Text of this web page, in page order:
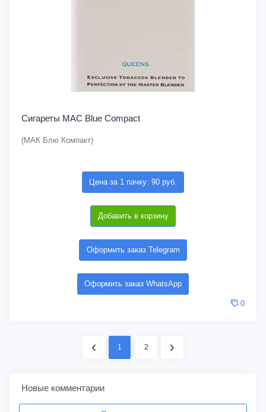
Сигареты MAC Blue Compact
(МАК Блю Компакт)
Цена за 1 пачку: 90 руб.
Добавить в корзину
Оформить заказ Telegram
Оформить заказ WhatsApp
0
1 2
Новые комментарии